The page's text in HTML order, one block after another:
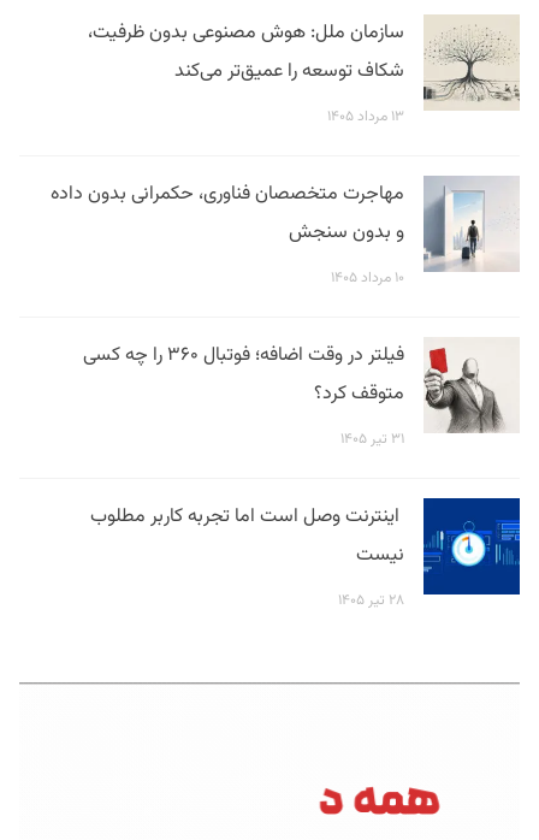
سازمان ملل: هوش مصنوعی بدون ظرفیت،
شکاف توسعه را عمیق‌تر می‌کند
۱۳ مرداد ۱۴۰۵
مهاجرت متخصصان فناوری، حکمرانی بدون داده
و بدون سنجش
۱۰ مرداد ۱۴۰۵
فیلتر در وقت اضافه؛ فوتبال ۳۶۰ را چه کسی
متوقف کرد؟
۳۱ تیر ۱۴۰۵
اینترنت وصل است اما تجربه کاربر مطلوب
نیست
۲۸ تیر ۱۴۰۵